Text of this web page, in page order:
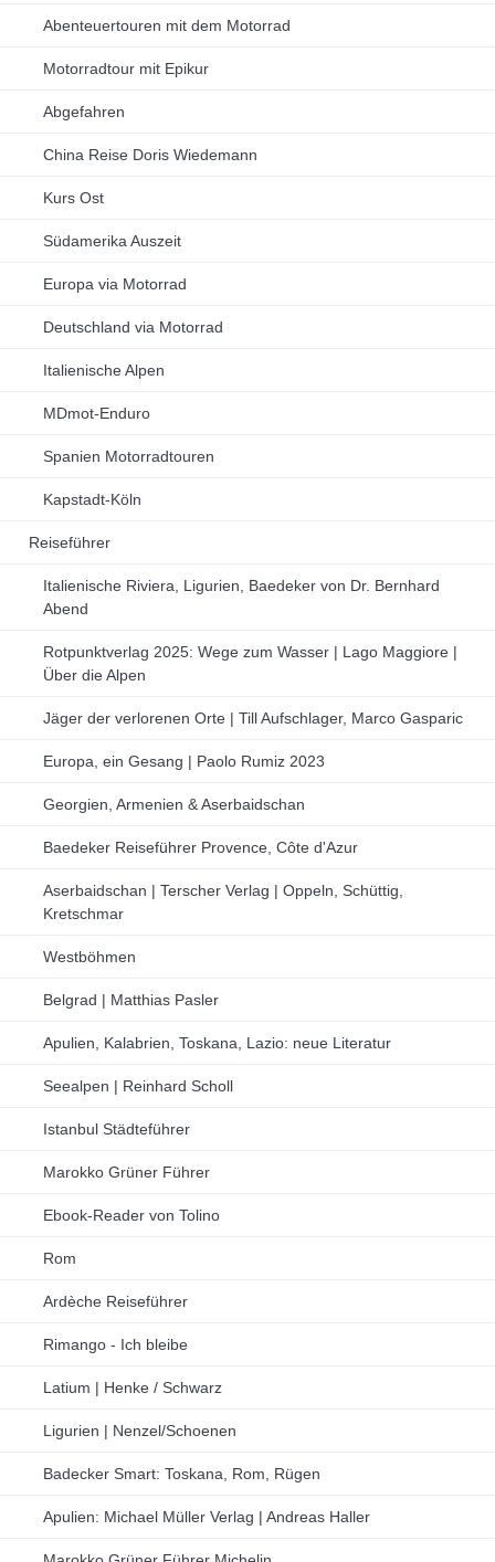
Abenteuertouren mit dem Motorrad
Motorradtour mit Epikur
Abgefahren
China Reise Doris Wiedemann
Kurs Ost
Südamerika Auszeit
Europa via Motorrad
Deutschland via Motorrad
Italienische Alpen
MDmot-Enduro
Spanien Motorradtouren
Kapstadt-Köln
Reiseführer
Italienische Riviera, Ligurien, Baedeker von Dr. Bernhard
Abend
Rotpunktverlag 2025: Wege zum Wasser | Lago Maggiore |
Über die Alpen
Jäger der verlorenen Orte | Till Aufschlager, Marco Gasparic
Europa, ein Gesang | Paolo Rumiz 2023
Georgien, Armenien & Aserbaidschan
Baedeker Reiseführer Provence, Côte d'Azur
Aserbaidschan | Terscher Verlag | Oppeln, Schüttig,
Kretschmar
Westböhmen
Belgrad | Matthias Pasler
Apulien, Kalabrien, Toskana, Lazio: neue Literatur
Seealpen | Reinhard Scholl
Istanbul Städteführer
Marokko Grüner Führer
Ebook-Reader von Tolino
Rom
Ardèche Reiseführer
Rimango - Ich bleibe
Latium | Henke / Schwarz
Ligurien | Nenzel/Schoenen
Badecker Smart: Toskana, Rom, Rügen
Apulien: Michael Müller Verlag | Andreas Haller